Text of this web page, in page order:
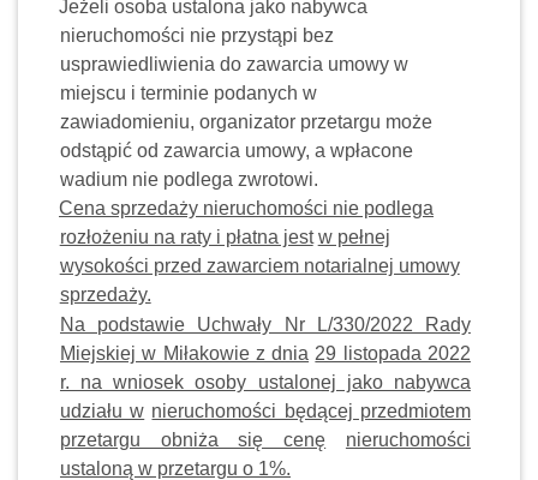
Jeżeli osoba ustalona jako nabywca
nieruchomości nie przystąpi bez
usprawiedliwienia do zawarcia umowy w
miejscu i terminie podanych w
zawiadomieniu, organizator przetargu może
odstąpić od zawarcia umowy, a wpłacone
wadium nie podlega zwrotowi.
Cena sprzedaży nieruchomości nie podlega
rozłożeniu na raty i płatna jest w pełnej
wysokości przed zawarciem notarialnej umowy
sprzedaży.
Na podstawie Uchwały Nr L/330/2022 Rady
Miejskiej w Miłakowie z dnia 29 listopada 2022
r. na wniosek osoby ustalonej jako nabywca
udziału w nieruchomości będącej przedmiotem
przetargu obniża się cenę
nieruchomości
ustaloną w przetargu o 1%.